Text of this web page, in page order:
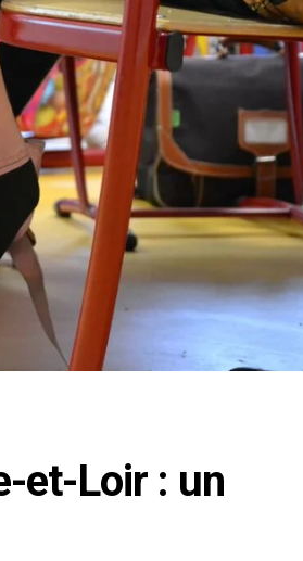
et-Loir : un